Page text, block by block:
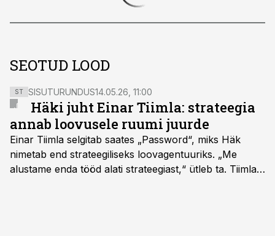
SEOTUD LOOD
ST SISUTURUNDUS14.05.26, 11:00
Häki juht Einar Tiimla: strateegia
annab loovusele ruumi juurde
Einar Tiimla selgitab saates „Password“, miks Häk
nimetab end strateegiliseks loovagentuuriks. „Me
alustame enda tööd alati strateegiast,“ ütleb ta. Tiimla